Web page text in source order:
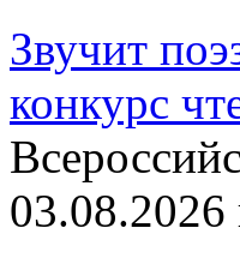
Звучит
конкурс
03.08.2026